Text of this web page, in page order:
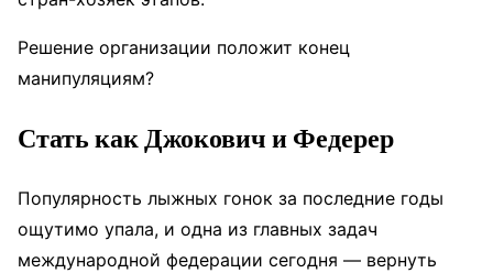
Решение организации положит конец
манипуляциям?
Стать как Джокович и Федерер
Популярность лыжных гонок за последние годы
ощутимо упала, и одна из главных задач
международной федерации сегодня — вернуть